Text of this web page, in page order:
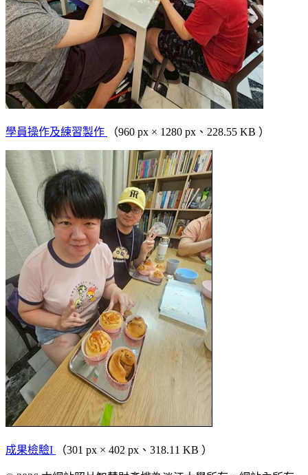
學員操作及練習製作 （960 px × 1280 px、228.55 KB ）
成果檢驗I （301 px × 402 px、318.11 KB ）